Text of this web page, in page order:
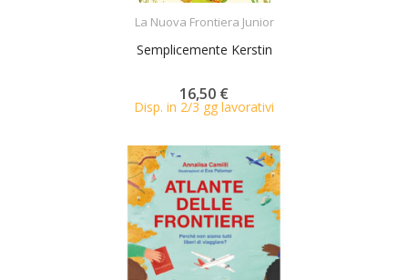
La Nuova Frontiera Junior
Semplicemente Kerstin
16,50 €
Disp. in 2/3 gg lavorativi